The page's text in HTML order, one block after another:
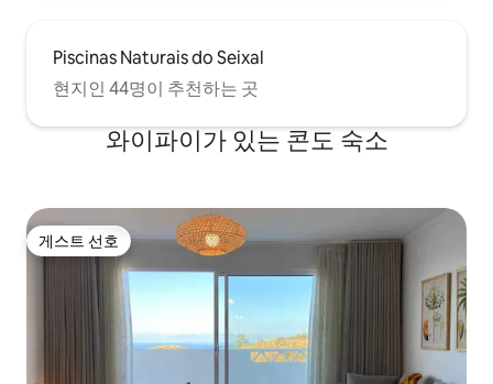
Piscinas Naturais do Seixal
현지인 44명이 추천하는 곳
와이파이가 있는 콘도 숙소
게스트 선호
게스트 선호